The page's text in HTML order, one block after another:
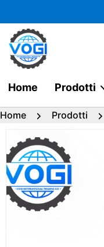
al
contenuto
Home Prodotti
Home Prodotti